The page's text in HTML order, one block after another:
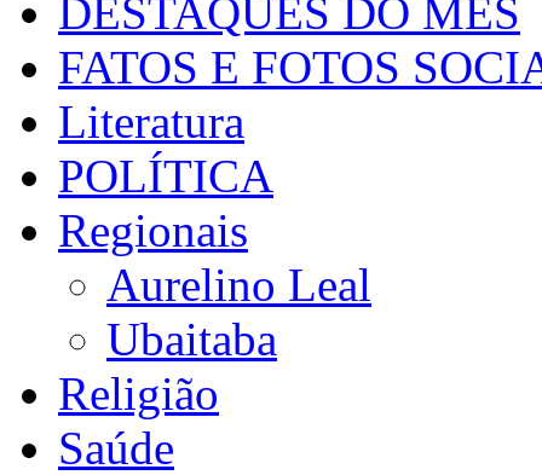
DESTAQUES DO MÊS
FATOS E FOTOS
Literatura
POLÍTICA
Regionais
Aurelino Leal
Ubaitaba
Religião
Saúde